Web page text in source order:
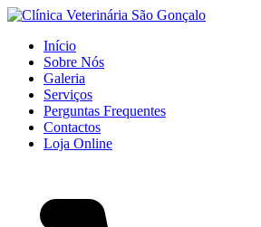
Início
Sobre Nós
Galeria
Serviços
Perguntas Frequentes
Contactos
Loja Online